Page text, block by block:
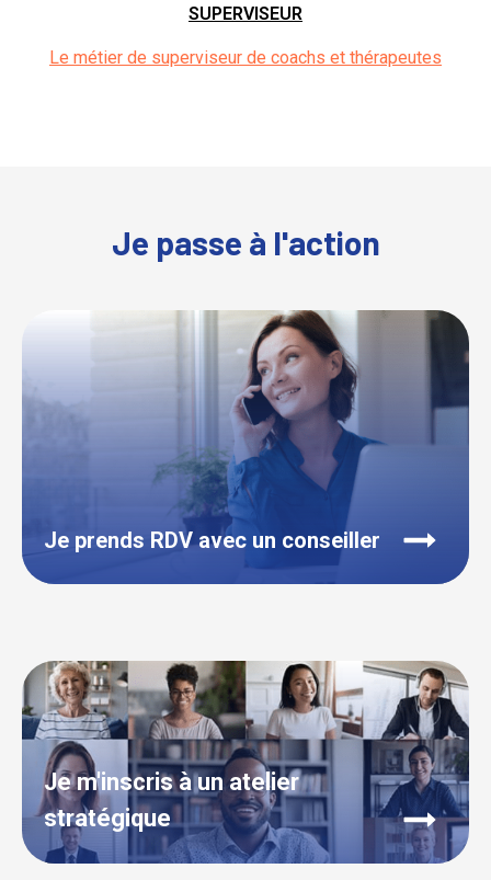
SUPERVISEUR
Le métier de superviseur de coachs et thérapeutes
Je passe à l'action
Je prends RDV avec un conseiller
Je m'inscris à un atelier
stratégique